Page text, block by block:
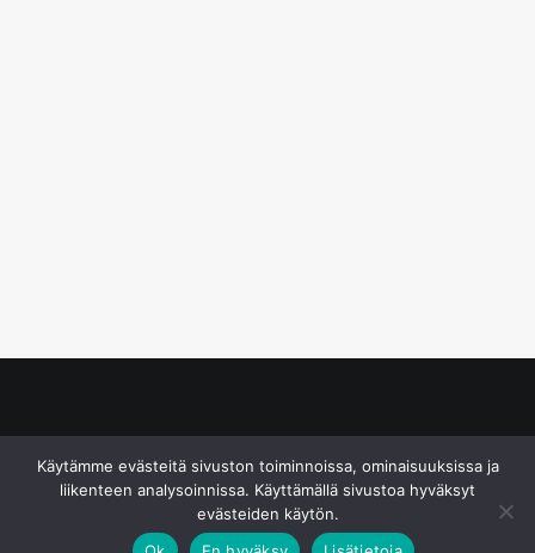
Käytämme evästeitä sivuston toiminnoissa, ominaisuuksissa ja
liikenteen analysoinnissa. Käyttämällä sivustoa hyväksyt
evästeiden käytön.